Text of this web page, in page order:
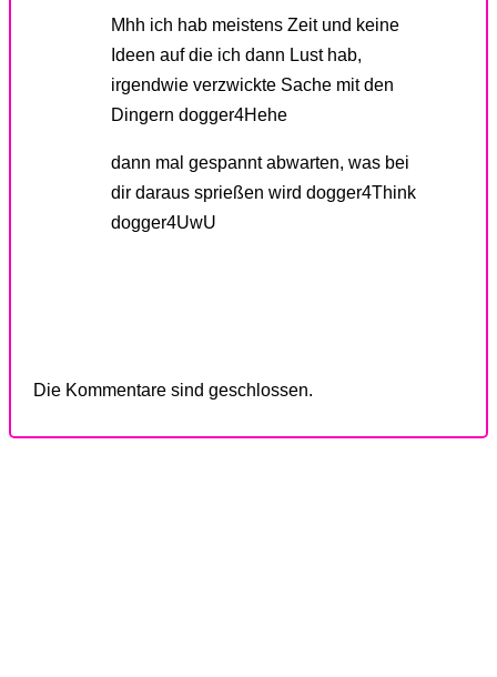
Mhh ich hab meistens Zeit und keine
Ideen auf die ich dann Lust hab,
irgendwie verzwickte Sache mit den
Dingern dogger4Hehe
dann mal gespannt abwarten, was bei
dir daraus sprießen wird dogger4Think
dogger4UwU
Die Kommentare sind geschlossen.